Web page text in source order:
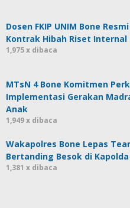
Dosen FKIP UNIM Bone
Kontrak Hibah Riset Internal
1,975 x dibaca
MTsN 4 Bone Komitmen
Implementasi Gerakan
Anak
1,949 x dibaca
Wakapolres Bone Lepas
Bertanding Besok di Kapolda
1,381 x dibaca